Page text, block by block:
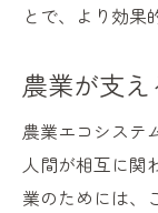
とで、より効果
農業が支
農業エコシステ
人間が相互に関
業のためには、